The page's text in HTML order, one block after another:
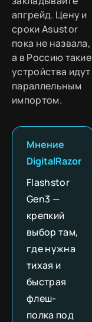
апгрейд. Цену и
сроки Asustor
пока не назвала,
а в Россию такие
устройства идут
параллельным
импортом.
Мнение
DigitalRazor
Flashstor
Gen3 —
крепкий
выбор там,
где нужна
тихая и
быстрая
флеш-
полка под